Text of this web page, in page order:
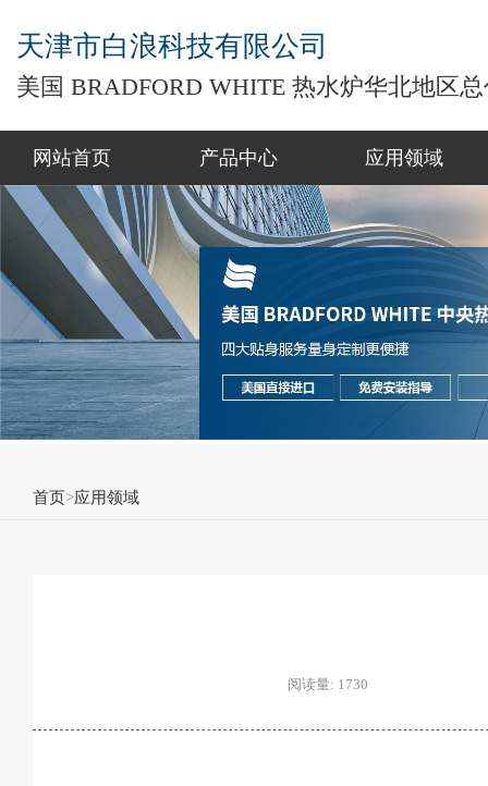
天津市白浪科技有限公司
美国 BRADFORD WHITE 热水炉华北地区
网站首页 产品中心 应用领域
首页>应用领域
阅读量: 1730